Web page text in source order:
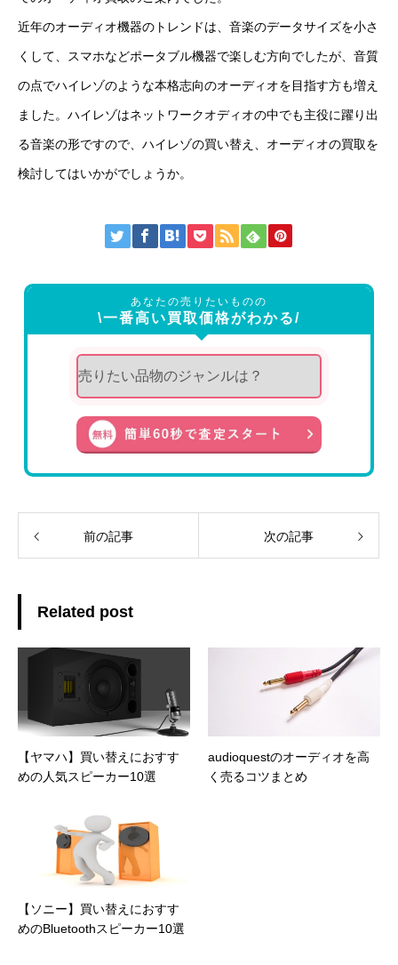
近年のオーディオ機器のトレンドは、音楽のデータサイズを小さ
くして、スマホなどポータブル機器で楽しむ方向でしたが、音質
の点でハイレゾのような本格志向のオーディオを目指す方も増え
ました。ハイレゾはネットワークオディオの中でも主役に躍り出
る音楽の形ですので、ハイレゾの買い替え、オーディオの買取を
検討してはいかがでしょうか。
あなたの売りたいものの
\一番高い買取価格がわかる/
前の記事 次の記事
Related post
【ヤマハ】買い替えにおすす
めの人気スピーカー10選
audioquestのオーディオを高
く売るコツまとめ
【ソニー】買い替えにおすす
めのBluetoothスピーカー10選